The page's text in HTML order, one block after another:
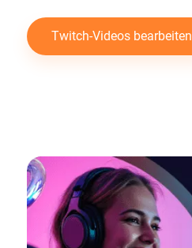
Twitch-Videos bearbeiten